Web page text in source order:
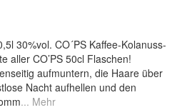
30%vol. CO´PS Kaffee-Kolanuss-
aller CO’PS 50cl Flaschen!
aufmuntern, die Haare über
Nacht aufhellen und den
... Mehr